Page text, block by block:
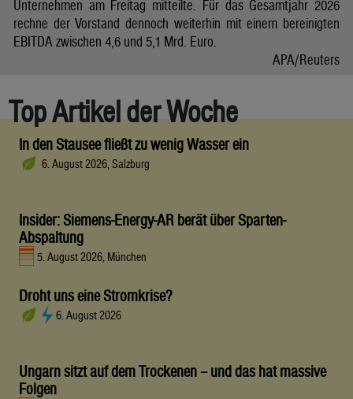
Unternehmen am Freitag mitteilte. Für das Gesamtjahr 2026
rechne der Vorstand dennoch weiterhin mit einem bereinigten
EBITDA zwischen 4,6 und 5,1 Mrd. Euro.
APA/Reuters
Top Artikel der Woche
In den Stausee fließt zu wenig Wasser ein
6. August 2026, Salzburg
Insider: Siemens-Energy-AR berät über Sparten-
Abspaltung
5. August 2026, München
Droht uns eine Stromkrise?
6. August 2026
Ungarn sitzt auf dem Trockenen – und das hat massive
Folgen